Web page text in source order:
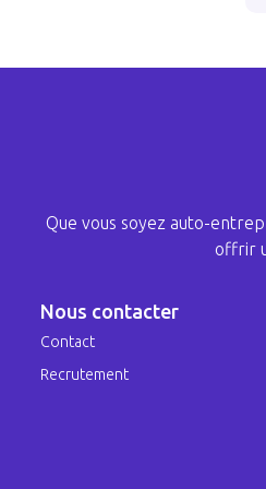
Que vous soyez auto-
offrir
Nous contacter
Contact
Recrutement